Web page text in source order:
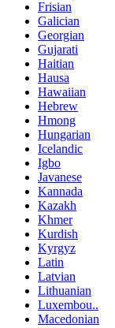
Frisian
Galician
Georgian
Gujarati
Haitian
Hausa
Hawaiian
Hebrew
Hmong
Hungarian
Icelandic
Igbo
Javanese
Kannada
Kazakh
Khmer
Kurdish
Kyrgyz
Latin
Latvian
Lithuanian
Luxembou..
Macedonian